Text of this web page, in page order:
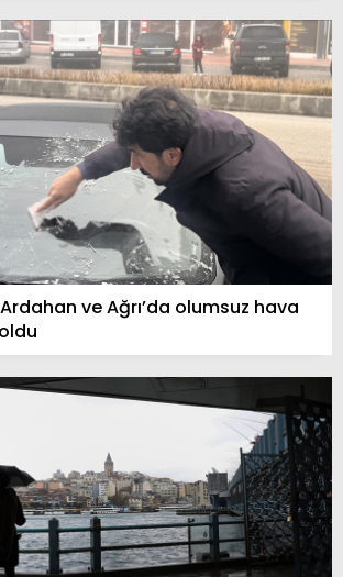
ve Ağrı’da olumsuz hava